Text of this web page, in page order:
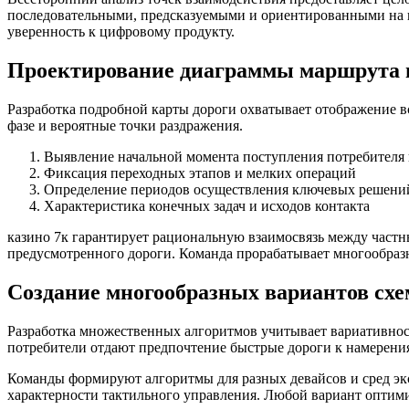
последовательными, предсказуемыми и ориентированными на
уверенность к цифровому продукту.
Проектирование диаграммы маршрута
Разработка подробной карты дороги охватывает
фазе и вероятные точки раздражения.
Выявление начальной момента поступления потребителя
Фиксация переходных этапов и мелких операций
Определение периодов осуществления ключевых
Характеристика конечных задач и исходов контакта
казино 7к гарантирует рациональную взаимосвязь между
предусмотренного дороги. Команда прорабатывает
Создание многообразных вариантов
Разработка множественных алгоритмов учитывает
потребители отдают предпочтение быстрые дороги к
Команды формируют алгоритмы для разных девайсов и сред
характерности тактильного управления. Любой вариант